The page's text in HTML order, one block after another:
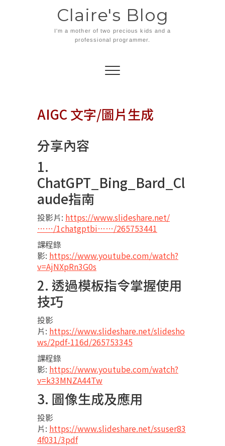
Claire's Blog
I'm a mother of two precious kids and a
professional programmer.
AIGC 文字/圖片生成
分享內容
1.
ChatGPT_Bing_Bard_Cl
aude指南
投影片: https://www.slideshare.net/
……/1chatgptbi……/265753441
課程錄
影: https://www.youtube.com/watch?
v=AjNXpRn3G0s
2. 透過模板指令掌握使用
技巧
投影
片: https://www.slideshare.net/slidesho
ws/2pdf-116d/265753345
課程錄
影: https://www.youtube.com/watch?
v=k33MNZA44Tw
3. 圖像生成及應用
投影
片: https://www.slideshare.net/ssuser83
4f031/3pdf